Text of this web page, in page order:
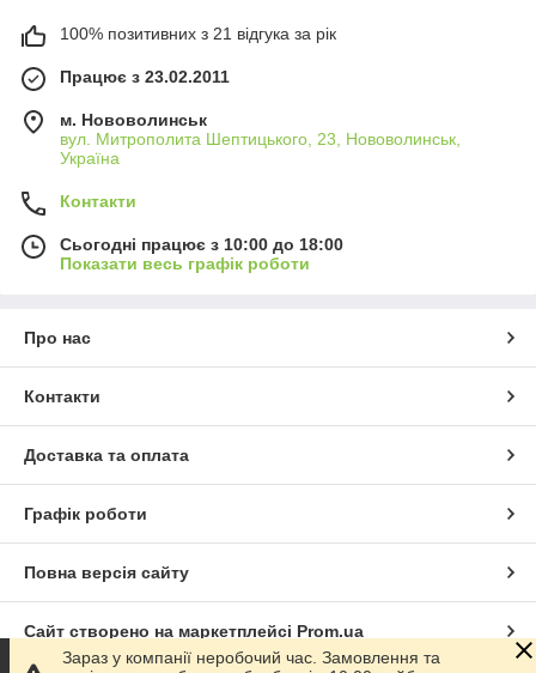
100% позитивних з 21 відгука за рік
Працює з 23.02.2011
м. Нововолинськ
вул. Митрополита Шептицького, 23, Нововолинськ,
Україна
Контакти
Сьогодні працює з 10:00 до 18:00
Показати весь графік роботи
Про нас
Контакти
Доставка та оплата
Графік роботи
Повна версія сайту
Сайт створено на маркетплейсі Prom.ua
Зараз у компанії неробочий час. Замовлення та